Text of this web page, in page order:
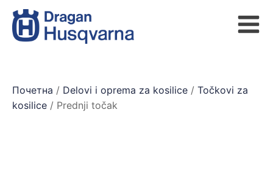
Почетна / Delovi i oprema za kosilice / Točkovi za
kosilice / Prednji točak